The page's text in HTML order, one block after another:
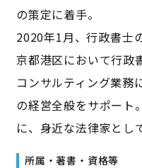
の策定に着手。
2020年1月、行政書士
京都港区において行政
コンサルティング業務
の経営全般をサポー
に、身近な法律家とし
所属・著書・資格等